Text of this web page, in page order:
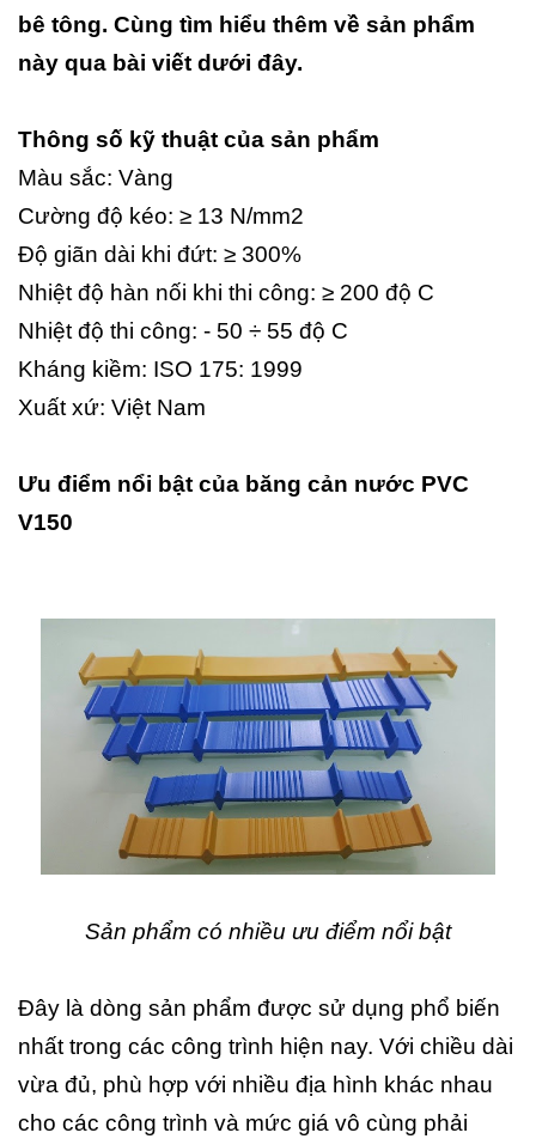
bê tông. Cùng tìm hiểu thêm về sản phẩm
này qua bài viết dưới đây.
Thông số kỹ thuật của sản phẩm
Màu sắc: Vàng
Cường độ kéo: ≥ 13 N/mm2
Độ giãn dài khi đứt: ≥ 300%
Nhiệt độ hàn nối khi thi công: ≥ 200 độ C
Nhiệt độ thi công: - 50 ÷ 55 độ C
Kháng kiềm: ISO 175: 1999
Xuất xứ: Việt Nam
Ưu điểm nổi bật của băng cản nước PVC
V150
Sản phẩm có nhiều ưu điểm nổi bật
Đây là dòng sản phẩm được sử dụng phổ biến
nhất trong các công trình hiện nay. Với chiều dài
vừa đủ, phù hợp với nhiều địa hình khác nhau
cho các công trình và mức giá vô cùng phải